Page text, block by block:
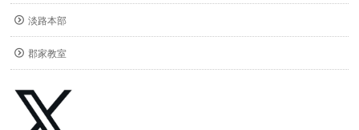
淡路本部
郡家教室